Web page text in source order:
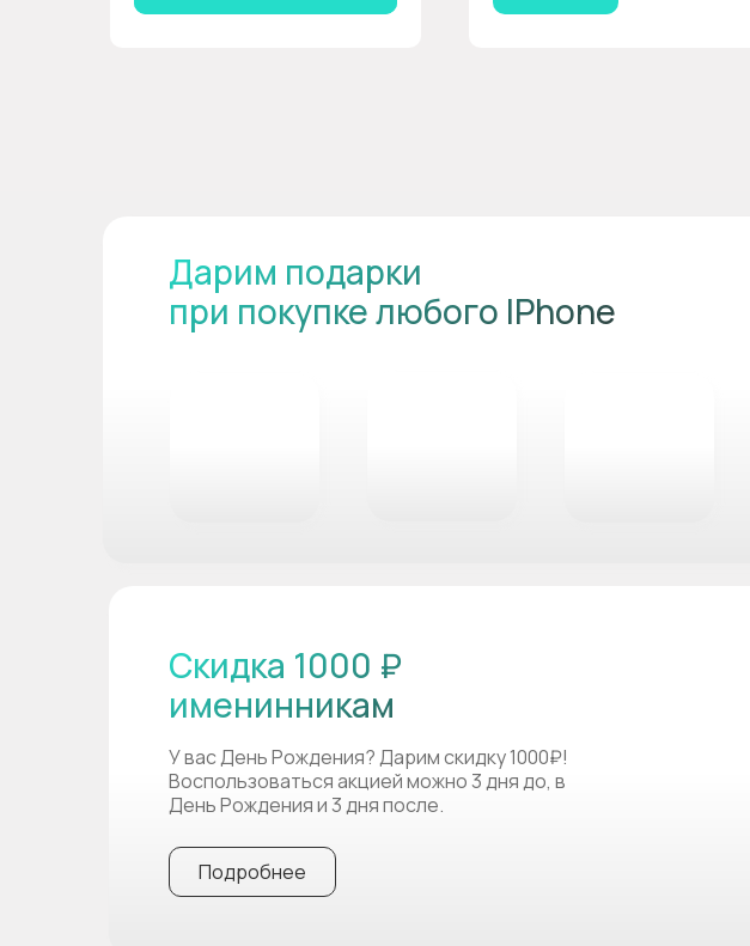
Дарим подарки
при покупке любого IPhone
Подробнее
Скидка 1000 ₽
именинникам
У вас День Рождения? Дарим скидку 1000₽!
Воспользоваться акцией можно 3 дня до, в
День Рождения и 3 дня после.